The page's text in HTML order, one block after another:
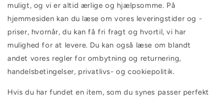
muligt, og vi er altid ærlige og hjælpsomme. På
hjemmesiden kan du læse om vores leveringstider og -
priser, hvornår, du kan få fri fragt og hvortil, vi har
mulighed for at levere. Du kan også læse om blandt
andet vores regler for ombytning og returnering,
handelsbetingelser, privatlivs- og cookiepolitik.
Hvis du har fundet en item, som du synes passer perfekt